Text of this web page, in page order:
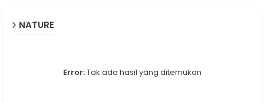
NATURE
Error:Tak ada hasil yang ditemukan